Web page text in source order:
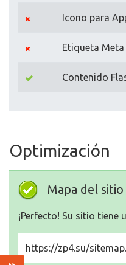
Icono para
Etiqueta
Contenido
Optimización
Mapa del
¡Perfecto! Su sitio tiene
https://zp4.su/